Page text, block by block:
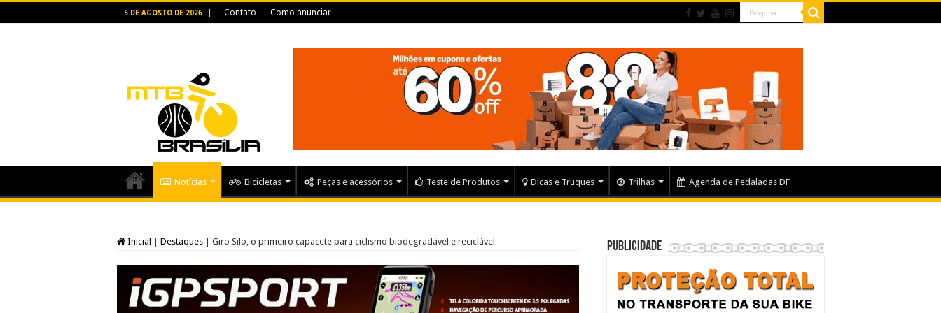
5 DE AGOSTO DE 2026 Contato Como anunciar
Notícias Bicicletas Peças e acessórios Teste de Produtos Dicas e Truques Trilhas Agenda de Pedaladas DF
Inicial Destaques Giro Silo, o primeiro capacete para ciclismo biodegradável e reciclável Publicidade